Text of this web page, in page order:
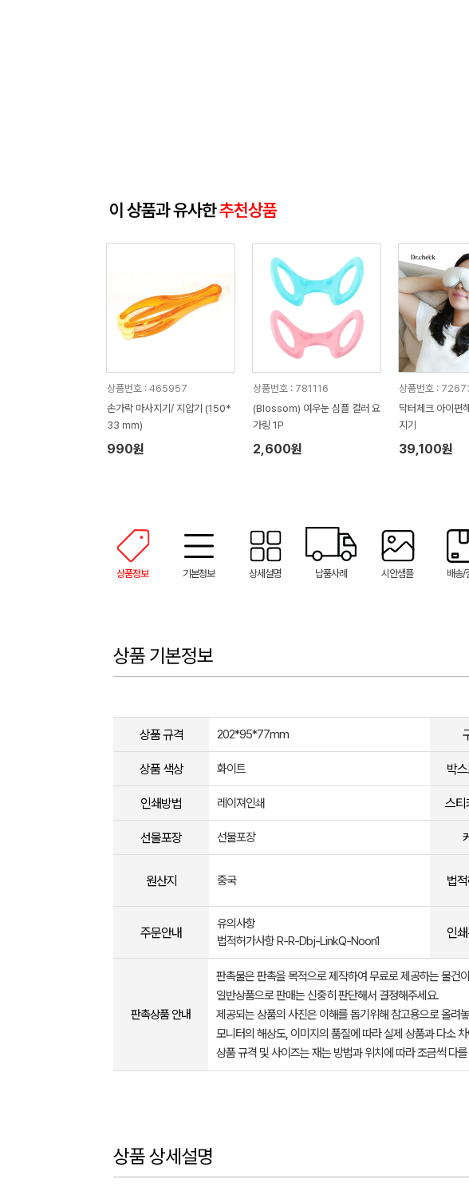
이 상품과 유사한추천상품
상품번호 : 465957
손가락 마사지기/ 지압기 (150*
33 mm)
990원
상품번호 : 781116
(Blossom) 여우눈 심플 컬러 요
가링 1P
2,600원
상품번호 :
닥터체크 아이편
지기
39,100원
상품정보 기본정보 상세설명 납품사례 시안샘플 배송/
상품 기본정보
상품 규격 202*95*77mm
상품 색상 화이트 박
인쇄방법 레이져인쇄 스티
선물포장 선물포장
원산지 중국 법
주문안내
유의사항
법적허가사항 R-R-Dbj-LinkQ-Noon1
인
판촉상품 안내
판촉물은 판촉을 목적으로 제작하여 무료로 제공하는 물건
일반상품으로 판매는 신중히 판단해서 결정해주세요.
제공되는 상품의 사진은 이해를 돕기위해 참고용으로 올려
모니터의 해상도, 이미지의 품질에 따라 실제 상품과 다소
상품 규격 및 사이즈는 재는 방법과 위치에 따라 조금씩 다
상품 상세설명